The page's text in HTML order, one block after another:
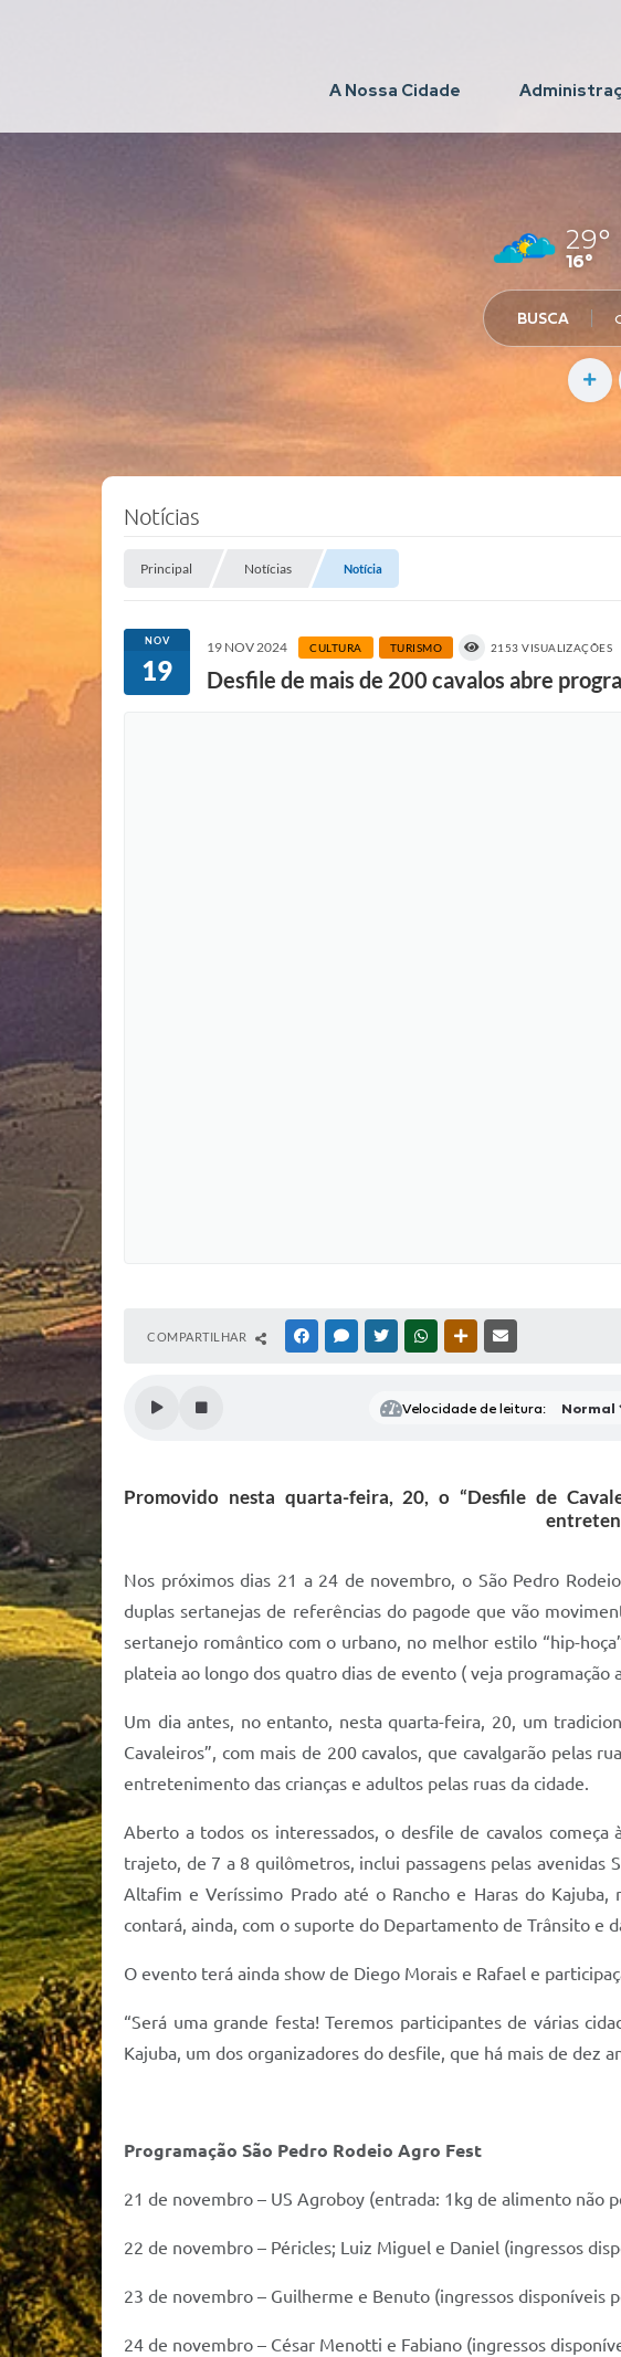
A Nossa Cidade
29°
16°
BUSCA
Notícias
Principal Notícias Notícia
NOV
19
19 NOV 2024 CULTURA TURISMO 2153 VISUALIZAÇÕES
Desfile de mais de 200 cavalos abre
COMPARTILHAR FACEBOOKMESSENGER
TWITTERWHATSAPPOUTRAS MÍDIAS
Velocidade de leitura:
Promovido nesta quarta-feira, 20, o “Desfile de
Nos próximos dias 21 a 24 de novembro, o São Pedro
duplas sertanejas de referências do pagode que vão
sertanejo romântico com o urbano, no melhor estilo “hip-
plateia ao longo dos quatro dias de evento ( veja programação
Um dia antes, no entanto, nesta quarta-feira, 20, um
Cavaleiros”, com mais de 200 cavalos, que cavalgarão pelas
entretenimento das crianças e adultos pelas ruas da cidade.
Aberto a todos os interessados, o desfile de cavalos
trajeto, de 7 a 8 quilômetros, inclui passagens pelas
Altafim e Veríssimo Prado até o Rancho e Haras do
contará, ainda, com o suporte do Departamento de Trânsito e
O evento terá ainda show de Diego Morais e Rafael e
“Será uma grande festa! Teremos participantes de várias
Kajuba, um dos organizadores do desfile, que há mais de dez
Programação São Pedro Rodeio Agro Fest
21 de novembro – US Agroboy (entrada: 1kg de alimento não
22 de novembro – Péricles; Luiz Miguel e Daniel (ingressos
23 de novembro – Guilherme e Benuto (ingressos disponíveis
24 de novembro – César Menotti e Fabiano (ingressos